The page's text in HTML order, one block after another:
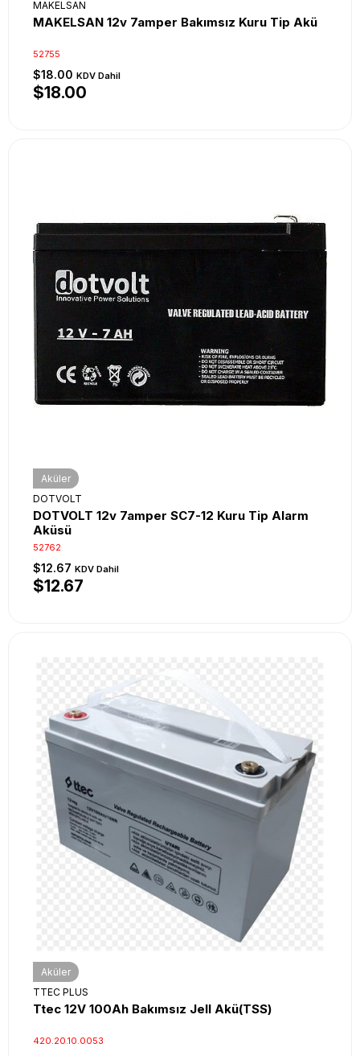
MAKELSAN
MAKELSAN 12v 7amper Bakımsız Kuru Tip Akü
52755
$18.00 KDV Dahil
$18.00
Aküler
DOTVOLT
DOTVOLT 12v 7amper SC7-12 Kuru Tip Alarm
Aküsü
52762
$12.67 KDV Dahil
$12.67
Aküler
TTEC PLUS
Ttec 12V 100Ah Bakımsız Jell Akü(TSS)
420.20.10.0053